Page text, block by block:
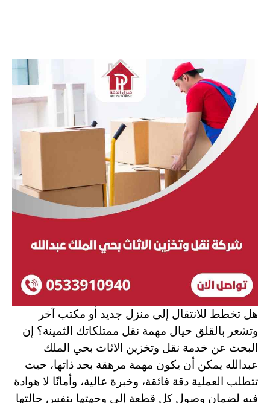
هل تخطط للانتقال إلى منزل جديد أو مكتب آخر
وتشعر بالقلق حيال مهمة نقل ممتلكاتك الثمينة؟ إن
البحث عن خدمة نقل وتخزين الاثاث بحي الملك
عبدالله يمكن أن يكون مهمة مرهقة بحد ذاتها، حيث
تتطلب العملية دقة فائقة، وخبرة عالية، وأمانًا لا هوادة
فيه لضمان وصول كل قطعة إلى وجهتها بنفس حالتها